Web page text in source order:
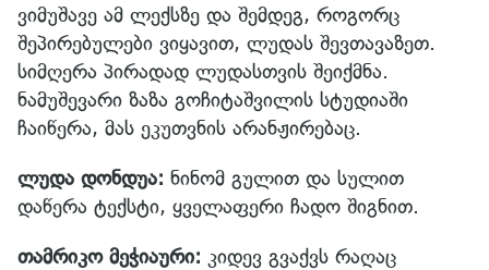
ვიმუშავე ამ ლექსზე და შემდეგ, როგორც
შეპირებულები ვიყავით, ლუდას შევთავაზეთ.
სიმღერა პირადად ლუდასთვის შეიქმნა.
ნამუშევარი ზაზა გოჩიტაშვილის სტუდიაში
ჩაიწერა, მას ეკუთვნის არანჟირებაც.
ლუდა დონდუა: ნინომ გულით და სულით
დაწერა ტექსტი, ყველაფერი ჩადო შიგნით.
თამრიკო მეჭიაური: კიდევ გვაქვს რაღაც